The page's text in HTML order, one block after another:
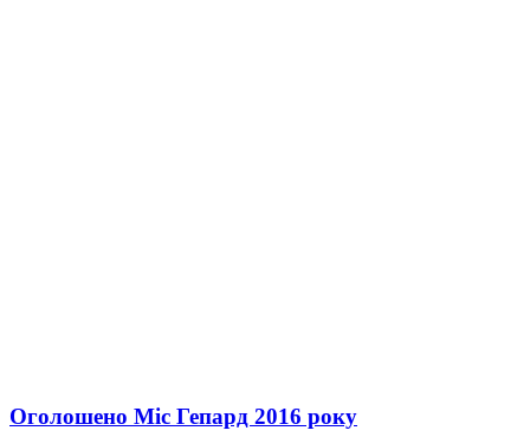
Оголошено Міс Гепард 2016 року